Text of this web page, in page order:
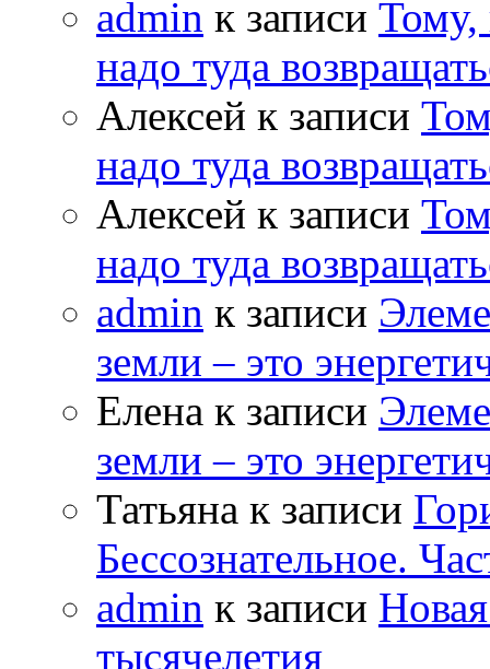
admin к записи Тому,
надо туда
Алексей к записи
надо туда
Алексей к записи
надо туда
admin к записи
земли – это
Елена к записи
земли – это
Татьяна к записи
Бессознательное.
admin к записи
тысячелетия